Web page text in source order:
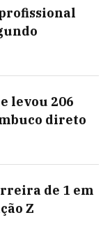
levou 206
direto
de 1 em
Z